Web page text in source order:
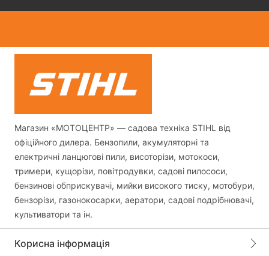
Магазин «МОТОЦЕНТР» — садова техніка STIHL від
офіційного дилера. Бензопили, акумуляторні та
електричні ланцюгові пили, висоторізи, мотокоси,
тримери, кущорізи, повітродувки, садові пилососи,
бензинові обприскувачі, мийки високого тиску, мотобури,
бензорізи, газонокосарки, аератори, садові подрібнювачі,
культиватори та ін.
Корисна інформація